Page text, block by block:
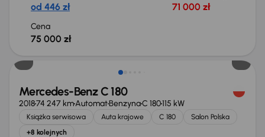
od 446 zł 71 000 zł
Cena
75 000 zł
Taniej o 1 000 zł
Mercedes-Benz C 180
201874 247 kmAutomatBenzynaC 180115 kW
Książka serwisowa Auta krajowe C 180
Salon Polska
+8 kolejnych